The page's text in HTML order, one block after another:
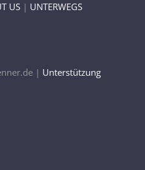
US| UNTERWEGS
| Unterstützung